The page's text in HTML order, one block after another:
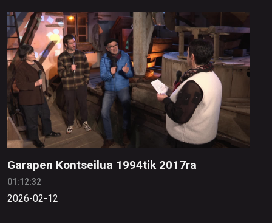
Garapen Kontseilua 1994tik 2017ra
01:12:32
2026-02-12